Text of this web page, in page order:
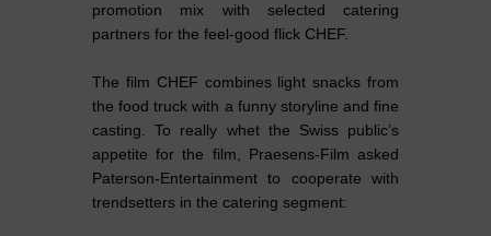
promotion mix with selected catering
partners for the feel-good flick CHEF.
The film CHEF combines light snacks from
the food truck with a funny storyline and fine
casting. To really whet the Swiss public’s
appetite for the film, Praesens-Film asked
Paterson-Entertainment to cooperate with
trendsetters in the catering segment: